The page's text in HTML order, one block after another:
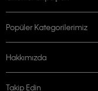
Popüler Kategorilerimiz
Hakkımızda
Takip Edin